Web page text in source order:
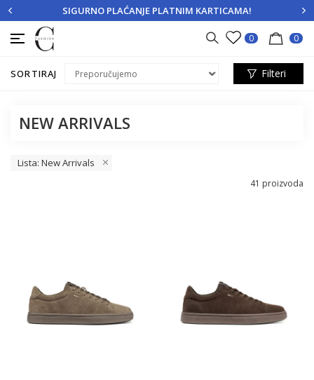
PRIJAVITE SE REGISTRUJTE SE
SIGURNO PLAĆANJE PLATNIM KARTICAMA!
0 0
NEW ARRIVALS
SORTIRAJ Filteri
Lista: New Arrivals
41 proizvoda